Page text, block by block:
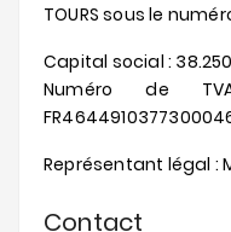
Chaussettes
Lots
Marques
Nouveautés
Soldes
TOURS sous le
Capital social :
Numéro de TVA
Représentant légal :
Contact